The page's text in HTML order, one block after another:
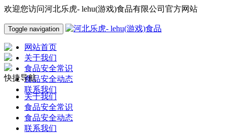
欢迎您访问河北乐虎- lehu(游戏)食品有限公司官方网站
Toggle navigation
网站首页
关于我们
食品安全常识
食品安全动态
联系我们
快捷导航
关于我们
食品安全常识
食品安全动态
联系我们